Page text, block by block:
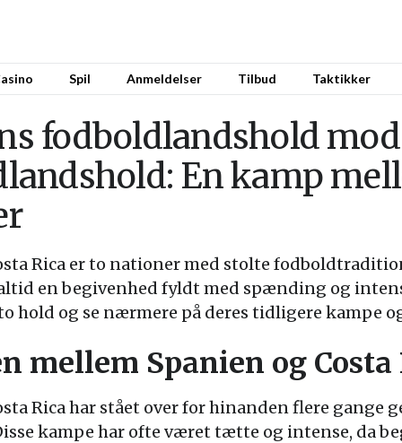
Spil Anmeldelser Tilbud Taktikker
fodboldlandshold mod
En kamp
Rica er to nationer med stolte
en begivenhed fyldt med spænding og
hold og se nærmere på deres tidligere kampe
mellem Spanien og Costa
Rica har stået over for hinanden flere gange
kampe har ofte været tætte og intense, da